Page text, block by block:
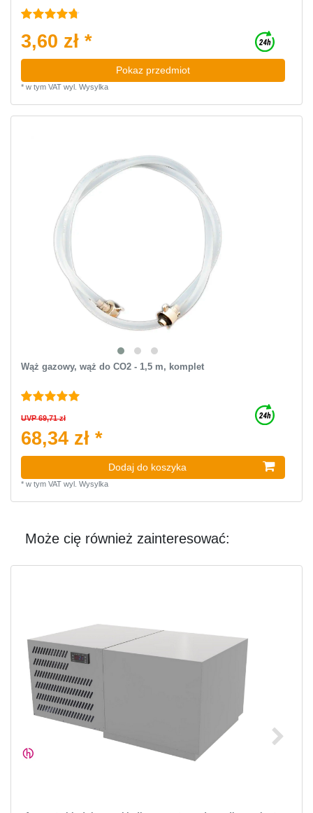
3,60 zł *
Pokaz przedmiot
* w tym VATwyl. Wysylka
Wąż gazowy, wąż do CO2 - 1,5 m, komplet
UVP 69,71 zł
68,34 zł *
Dodaj do koszyka
* w tym VATwyl. Wysylka
Może cię również zainteresować: